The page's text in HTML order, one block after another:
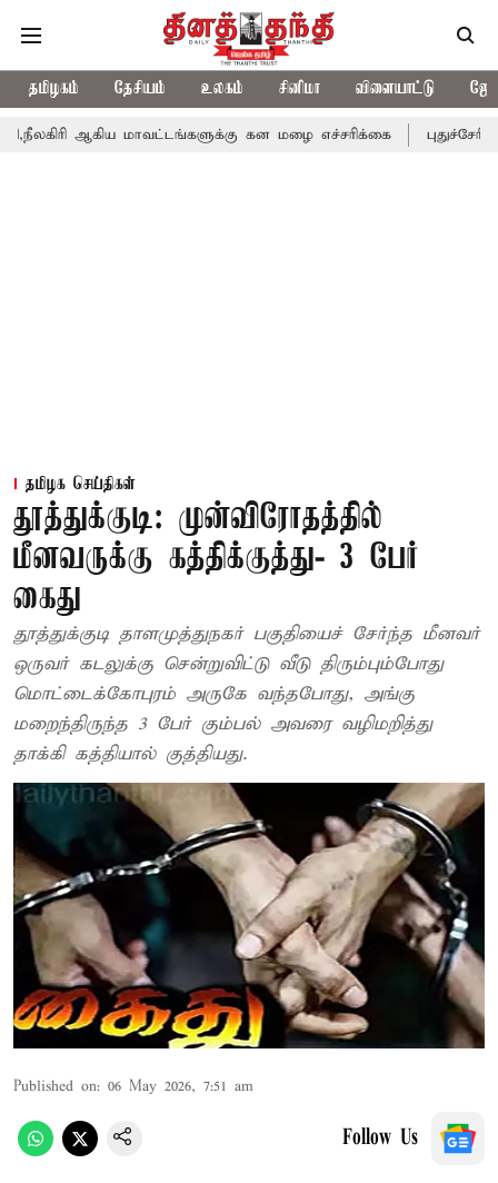
தமிழகம் தேசியம் உலகம் சினிமா விளையாட்டு
மாவட்டங்களுக்கு கன மழை எச்சரிக்கை புதுச்சேரி
தமிழக செய்திகள்
தூத்துக்குடி: முன்விரோதத்தில்
மீனவருக்கு கத்திக்குத்து- 3 பேர்
கைது
தூத்துக்குடி தாளமுத்துநகர் பகுதியைச் சேர்ந்த மீனவர்
ஒருவர் கடலுக்கு சென்றுவிட்டு வீடு திரும்பும்போது
மொட்டைக்கோபுரம் அருகே வந்தபோது, அங்கு
மறைந்திருந்த 3 பேர் கும்பல் அவரை வழிமறித்து
தாக்கி கத்தியால் குத்தியது.
Published on: 06 May 2026, 7:51 am
Follow Us